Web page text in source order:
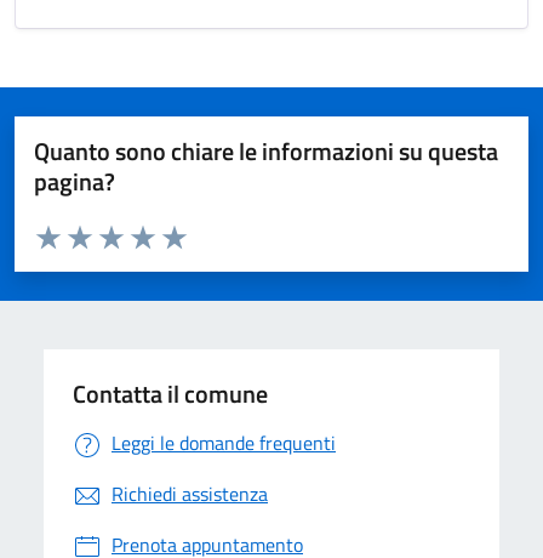
Quanto sono chiare le informazioni su questa
pagina?
Valuta da 1 a 5 stelle la pagina
Valuta 5 stelle su 5
Valuta 4 stelle su 5
Valuta 3 stelle su 5
Valuta 2 stelle su 5
Valuta 1 stelle su 5
Contatta il comune
Leggi le domande frequenti
Richiedi assistenza
Prenota appuntamento